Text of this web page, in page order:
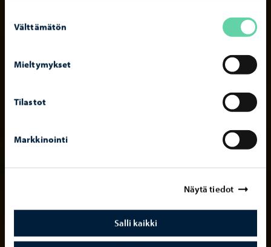
valinta
Välttämätön
Mieltymykset
Tilastot
Markkinointi
Näytä tiedot
Salli kaikki